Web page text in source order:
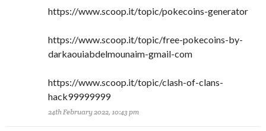
https://www.scoop.it/topic/pokecoins-generator
https://www.scoop.it/topic/free-pokecoins-by-
darkaouiabdelmounaim-gmail-com
https://www.scoop.it/topic/clash-of-clans-
hack99999999
24th February 2022, 10:43 pm